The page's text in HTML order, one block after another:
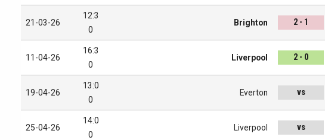
21-03-26
12:3
0
Brighton 2 - 1
11-04-26
16:3
0
Liverpool 2 - 0
19-04-26
13:0
0
Everton vs
25-04-26
14:0
0
Liverpool vs